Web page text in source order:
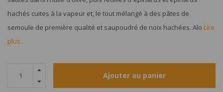
hachés cuites à la vapeur et, le tout mélangé à des pâtes de
semoule de première qualité et saupoudré de noix hachées. Alo Lire
plus..
Ajouter au panier